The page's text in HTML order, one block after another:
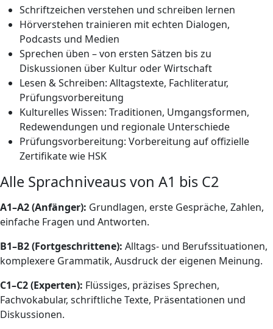
Schriftzeichen verstehen und schreiben lernen
Hörverstehen trainieren mit echten Dialogen,
Podcasts und Medien
Sprechen üben – von ersten Sätzen bis zu
Diskussionen über Kultur oder Wirtschaft
Lesen & Schreiben: Alltagstexte, Fachliteratur,
Prüfungsvorbereitung
Kulturelles Wissen: Traditionen, Umgangsformen,
Redewendungen und regionale Unterschiede
Prüfungsvorbereitung: Vorbereitung auf offizielle
Zertifikate wie HSK
Alle Sprachniveaus von A1 bis C2
A1–A2 (Anfänger): Grundlagen, erste Gespräche, Zahlen,
einfache Fragen und Antworten.
B1–B2 (Fortgeschrittene): Alltags- und Berufssituationen,
komplexere Grammatik, Ausdruck der eigenen Meinung.
C1–C2 (Experten): Flüssiges, präzises Sprechen,
Fachvokabular, schriftliche Texte, Präsentationen und
Diskussionen.